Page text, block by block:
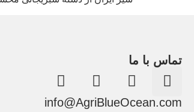
تماس با ما
info@AgriBlueOcean.com